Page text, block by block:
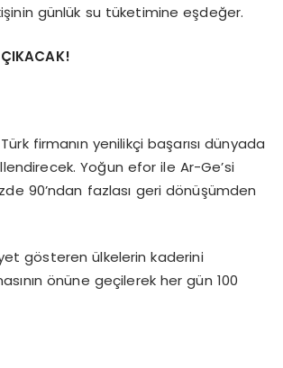
günlük su tüketimine eşdeğer.
firmanın yenilikçi başarısı dünyada
Yoğun efor ile Ar-Ge’si
90’ndan fazlası geri dönüşümden
gösteren ülkelerin kaderini
önüne geçilerek her gün 100